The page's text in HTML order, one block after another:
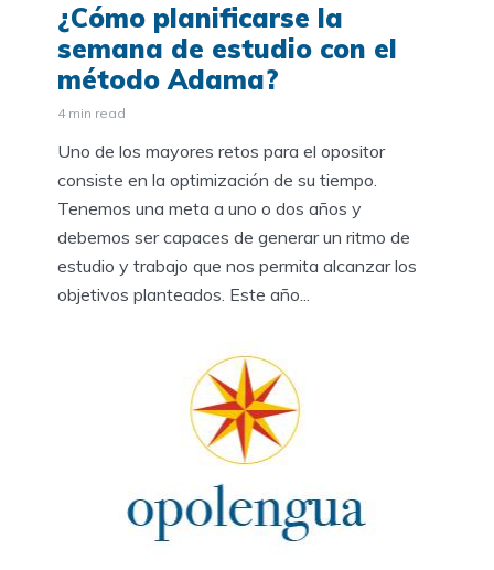
¿Cómo planificarse la
semana de estudio con el
método Adama?
4 min read
Uno de los mayores retos para el opositor
consiste en la optimización de su tiempo.
Tenemos una meta a uno o dos años y
debemos ser capaces de generar un ritmo de
estudio y trabajo que nos permita alcanzar los
objetivos planteados. Este año...